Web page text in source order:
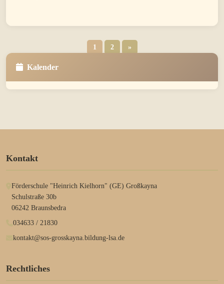
Kalender
1 2 »
Kontakt
Förderschule "Heinrich Kielhorn" (GE) Großkayna
Schulstraße 30b
06242 Braunsbedra
034633 / 21830
kontakt@sos-grosskayna.bildung-lsa.de
Rechtliches